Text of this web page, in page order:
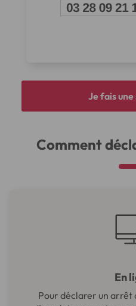
Je fais
Comment
En
Pour déclarer un arrêt